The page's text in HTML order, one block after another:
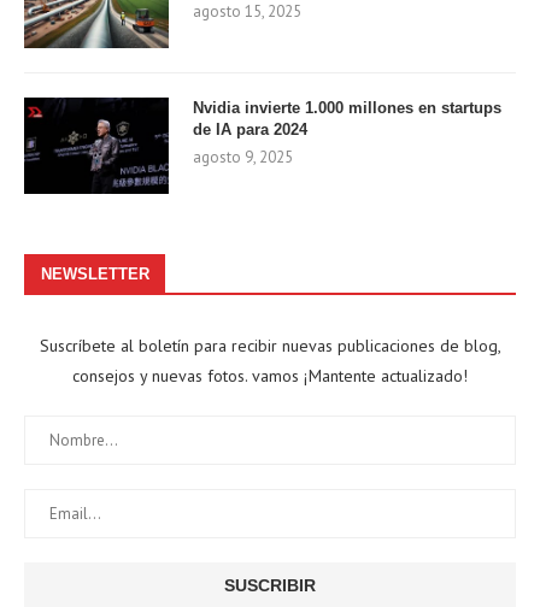
agosto 15, 2025
Nvidia invierte 1.000 millones en startups
de IA para 2024
agosto 9, 2025
NEWSLETTER
Suscríbete al boletín para recibir nuevas publicaciones de blog,
consejos y nuevas fotos. vamos ¡Mantente actualizado!